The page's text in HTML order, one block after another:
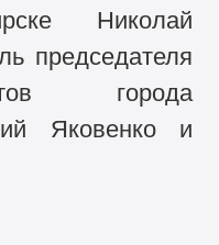
Николай
председателя
города
Яковенко и